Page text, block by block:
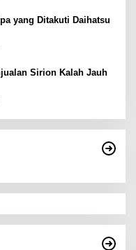
yang Ditakuti Daihatsu
Sirion Kalah Jauh